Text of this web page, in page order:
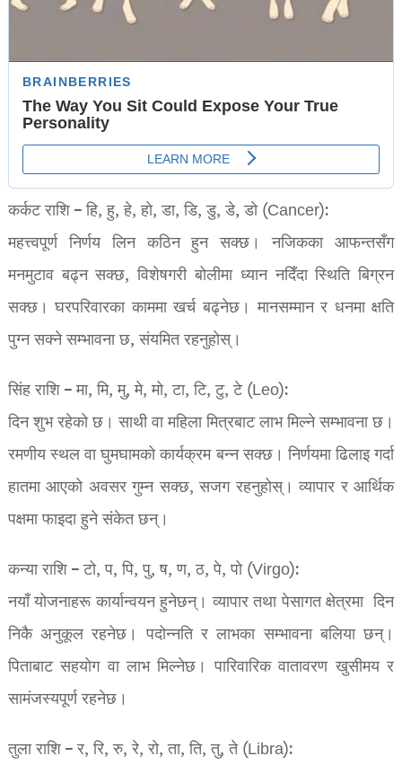
कर्कट राशि – हि, हु, हे, हो, डा, डि, डु, डे, डो (Cancer):
महत्त्वपूर्ण निर्णय लिन कठिन हुन सक्छ। नजिकका आफन्तसँग
मनमुटाव बढ्न सक्छ, विशेषगरी बोलीमा ध्यान नदिँदा स्थिति बिग्रन
सक्छ। घरपरिवारका काममा खर्च बढ्नेछ। मानसम्मान र धनमा क्षति
पुग्न सक्ने सम्भावना छ, संयमित रहनुहोस्।
सिंह राशि – मा, मि, मु, मे, मो, टा, टि, टु, टे (Leo):
दिन शुभ रहेको छ। साथी वा महिला मित्रबाट लाभ मिल्ने सम्भावना छ।
रमणीय स्थल वा घुमघामको कार्यक्रम बन्न सक्छ। निर्णयमा ढिलाइ गर्दा
हातमा आएको अवसर गुम्न सक्छ, सजग रहनुहोस्। व्यापार र आर्थिक
पक्षमा फाइदा हुने संकेत छन्।
कन्या राशि – टो, प, पि, पु, ष, ण, ठ, पे, पो (Virgo):
नयाँ योजनाहरू कार्यान्वयन हुनेछन्। व्यापार तथा पेसागत क्षेत्रमा दिन
निकै अनुकूल रहनेछ। पदोन्नति र लाभका सम्भावना बलिया छन्।
पिताबाट सहयोग वा लाभ मिल्नेछ। पारिवारिक वातावरण खुसीमय र
सामंजस्यपूर्ण रहनेछ।
तुला राशि – र, रि, रु, रे, रो, ता, ति, तु, ते (Libra):